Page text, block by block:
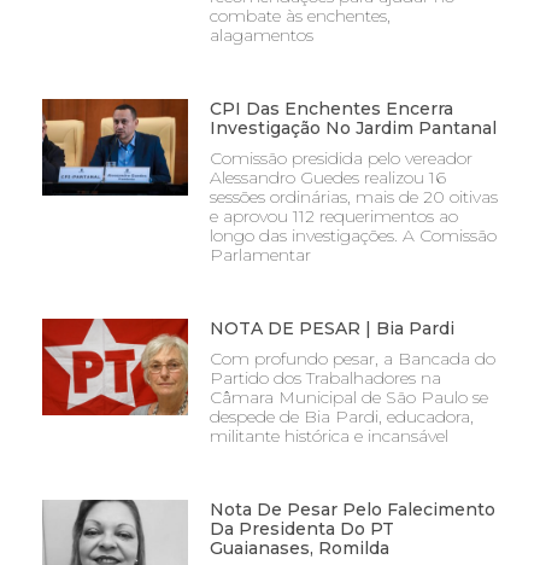
combate às enchentes,
alagamentos
CPI Das Enchentes Encerra
Investigação No Jardim Pantanal
Comissão presidida pelo vereador
Alessandro Guedes realizou 16
sessões ordinárias, mais de 20 oitivas
e aprovou 112 requerimentos ao
longo das investigações. A Comissão
Parlamentar
NOTA DE PESAR | Bia Pardi
Com profundo pesar, a Bancada do
Partido dos Trabalhadores na
Câmara Municipal de São Paulo se
despede de Bia Pardi, educadora,
militante histórica e incansável
Nota De Pesar Pelo Falecimento
Da Presidenta Do PT
Guaianases, Romilda